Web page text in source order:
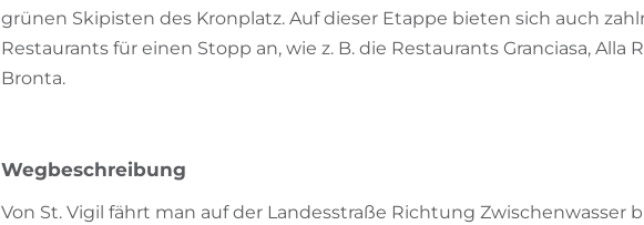
grünen Skipisten des Kronplatz. Auf dieser Etappe bieten sich auch
Restaurants für einen Stopp an, wie z. B. die Restaurants Granciasa, Alla
Bronta.
Wegbeschreibung
Von St. Vigil fährt man auf der Landesstraße Richtung Zwischenwasser